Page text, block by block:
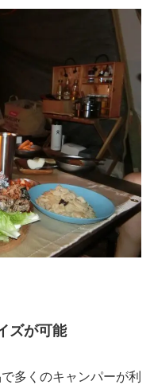
ズが可能
多くのキャンパーが利